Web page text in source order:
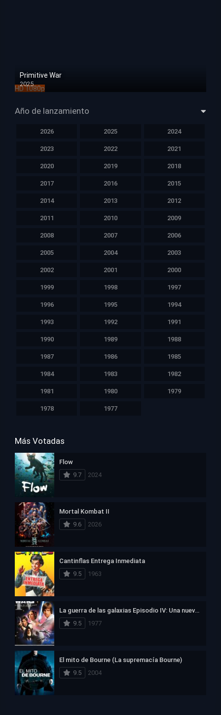
Primitive War
2025
HD 1080p
Año de lanzamiento
2026 2025 2024
2023 2022 2021
2020 2019 2018
2017 2016 2015
2014 2013 2012
2011 2010 2009
2008 2007 2006
2005 2004 2003
2002 2001 2000
1999 1998 1997
1996 1995 1994
1993 1992 1991
1990 1989 1988
1987 1986 1985
1984 1983 1982
1981 1980 1979
1978 1977
Más Votadas
Flow
9.7
2024
Mortal Kombat II
9.6
2026
Cantinflas Entrega Inmediata
9.5
1963
La guerra de las galaxias Episodio IV: Una nueva esperanza
9.5
1977
El mito de Bourne (La supremacía Bourne)
9.5
2004